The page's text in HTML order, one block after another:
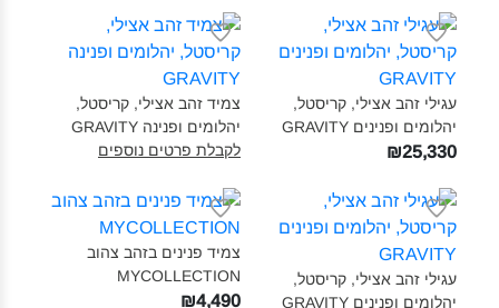
עגילי זהב אצילי, קריסטל,
יהלומים ופנינים GRAVITY‎
₪25,330
צמיד זהב אצילי, קריסטל,
יהלומים ופנינה GRAVITY‎
לקבלת פרטים נוספים
עגילי זהב אצילי, קריסטל,
יהלומים ופנינים GRAVITY‎
צמיד פנינים בזהב צהוב
MYCOLLECTION‎
₪4,490